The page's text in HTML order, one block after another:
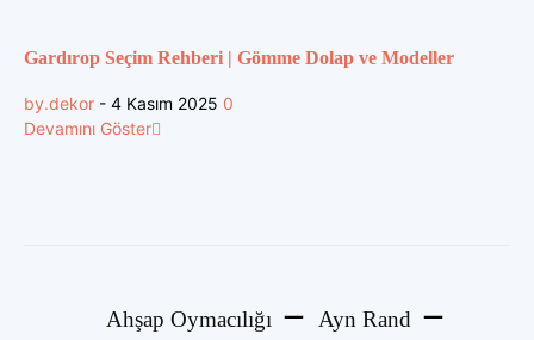
Gardırop Seçim Rehberi | Gömme Dolap ve Modeller
by.dekor - 4 Kasım 2025 0
Devamını Göster
Ahşap Oymacılığı
Ayn Rand